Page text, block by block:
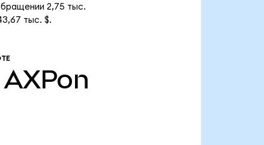
2,75 тыс.
тыс. $.
AXPon